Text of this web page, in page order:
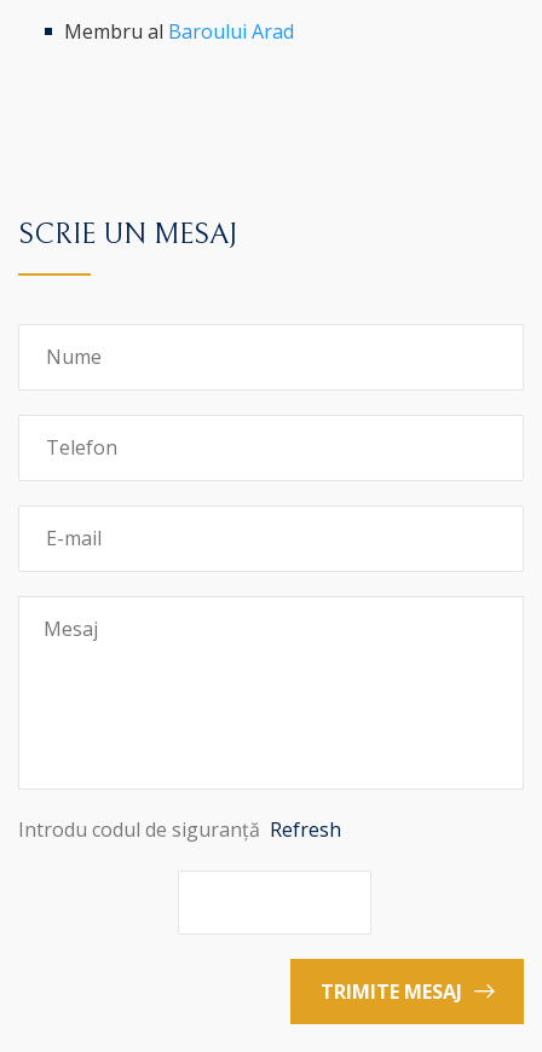
Membru al Baroului Arad
SCRIE UN MESAJ
Introdu codul de siguranță Refresh
TRIMITE MESAJ